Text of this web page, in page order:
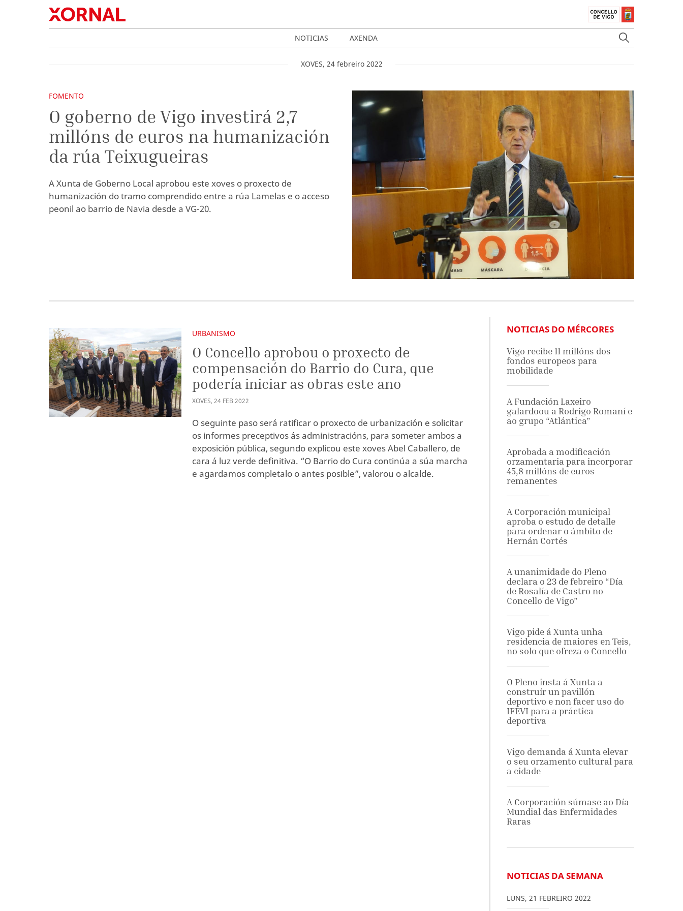
NOTICIAS AXENDA
XOVES, 24 febreiro 2022
FOMENTO
O goberno de Vigo investirá 2,7
millóns de euros na humanización
da rúa Teixugueiras
A Xunta de Goberno Local aprobou este xoves o proxecto de
humanización do tramo comprendido entre a rúa Lamelas e o acceso
peonil ao barrio de Navia desde a VG-20.
URBANISMO
O Concello aprobou o proxecto de
compensación do Barrio do Cura, que
podería iniciar as obras este ano
XOVES,24 FEB 2022
O seguinte paso será ratificar o proxecto de urbanización e solicitar
os informes preceptivos ás administracións, para someter ambos a
exposición pública, segundo explicou este xoves Abel Caballero, de
cara á luz verde definitiva. “O Barrio do Cura continúa a súa marcha
e agardamos completalo o antes posible”, valorou o alcalde.
NOTICIAS DO MÉRCORES
Vigo recibe 11 millóns dos
fondos europeos para
mobilidade
A Fundación Laxeiro
galardoou a Rodrigo Romaní e
ao grupo “Atlántica”
Aprobada a modificación
orzamentaria para incorporar
45,8 millóns de euros
remanentes
A Corporación municipal
aproba o estudo de detalle
para ordenar o ámbito de
Hernán Cortés
A unanimidade do Pleno
declara o 23 de febreiro “Día
de Rosalía de Castro no
Concello de Vigo”
Vigo pide á Xunta unha
residencia de maiores en Teis,
no solo que ofreza o Concello
O Pleno insta á Xunta a
construír un pavillón
deportivo e non facer uso do
IFEVI para a práctica
deportiva
Vigo demanda á Xunta elevar
o seu orzamento cultural para
a cidade
A Corporación súmase ao Día
Mundial das Enfermidades
Raras
NOTICIAS DA SEMANA
LUNS, 21 FEBREIRO 2022